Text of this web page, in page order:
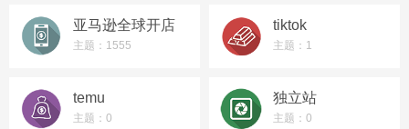
亚马逊全球开店
主题：1555
tiktok
主题：1
temu
主题：0
独立站
主题：0